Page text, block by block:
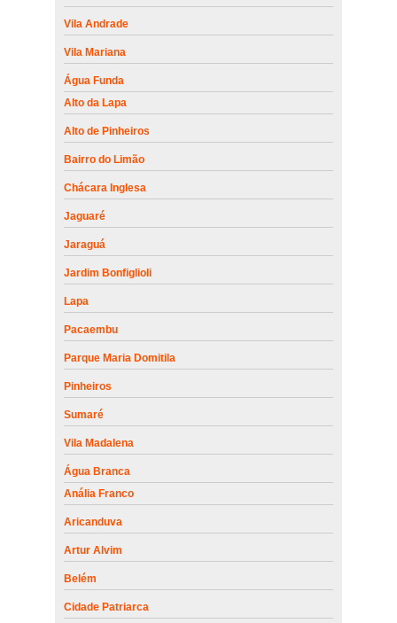
Vila Andrade
Vila Mariana
Água Funda
Alto da Lapa
Alto de Pinheiros
Bairro do Limão
Chácara Inglesa
Jaguaré
Jaraguá
Jardim Bonfiglioli
Lapa
Pacaembu
Parque Maria Domitila
Pinheiros
Sumaré
Vila Madalena
Água Branca
Anália Franco
Aricanduva
Artur Alvim
Belém
Cidade Patriarca